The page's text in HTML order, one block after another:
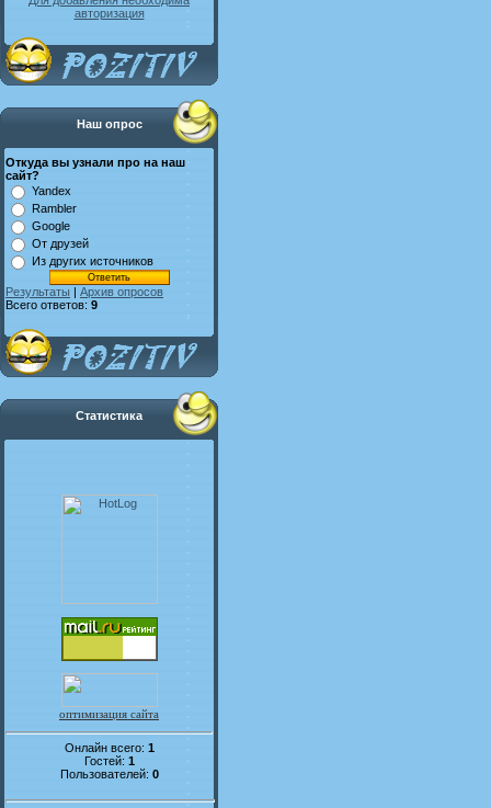
авторизация
Наш опрос
Откуда вы узнали про на наш
сайт?
Yandex
Rambler
Google
От друзей
Из других источников
Результаты | Архив опросов
Всего ответов: 9
Статистика
оптимизация сайта
Онлайн всего: 1
Гостей: 1
Пользователей: 0